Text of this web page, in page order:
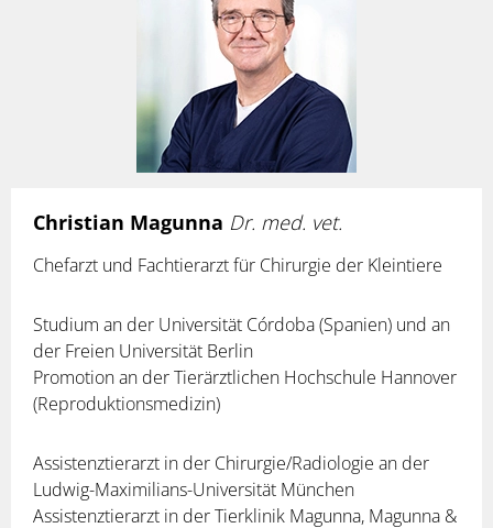
Christian Magunna Dr. med. vet.
Chefarzt und Fachtierarzt für Chirurgie der Kleintiere
Studium an der Universität Córdoba (Spanien) und an
der Freien Universität Berlin
Promotion an der Tierärztlichen Hochschule Hannover
(Reproduktionsmedizin)
Assistenztierarzt in der Chirurgie/Radiologie an der
Ludwig-Maximilians-Universität München
Assistenztierarzt in der Tierklinik Magunna, Magunna &